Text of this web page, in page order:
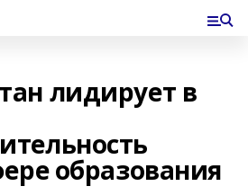
лидирует в
образования